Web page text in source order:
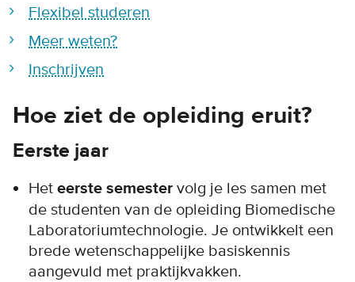
Flexibel studeren
Meer weten?
Inschrijven
Hoe ziet de opleiding eruit?
Eerste jaar
Het eerste semester volg je les samen met
de studenten van de opleiding Biomedische
Laboratoriumtechnologie. Je ontwikkelt een
brede wetenschappelijke basiskennis
aangevuld met praktijkvakken.